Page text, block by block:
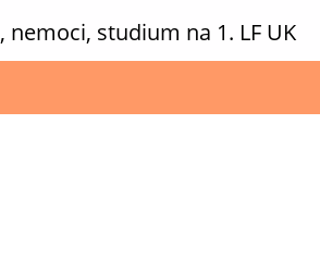
nemoci, studium na 1. LF UK